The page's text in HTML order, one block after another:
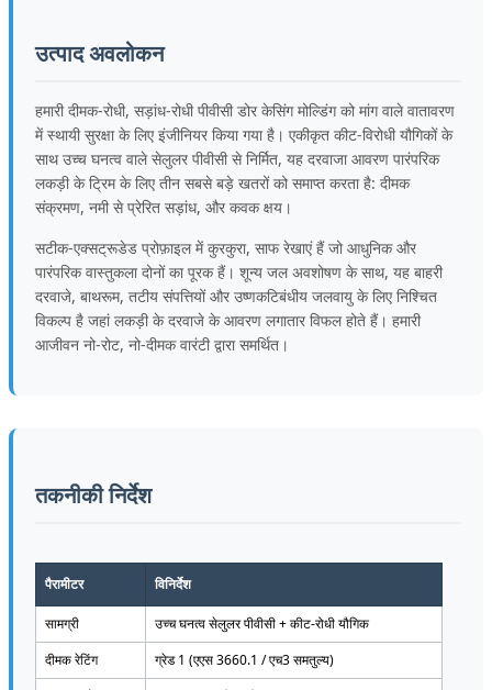
उत्पाद अवलोकन
हमारी दीमक-रोधी, सड़ांध-रोधी पीवीसी डोर केसिंग मोल्डिंग को मांग वाले वातावरण
में स्थायी सुरक्षा के लिए इंजीनियर किया गया है। एकीकृत कीट-विरोधी यौगिकों के
साथ उच्च घनत्व वाले सेलुलर पीवीसी से निर्मित, यह दरवाजा आवरण पारंपरिक
लकड़ी के ट्रिम के लिए तीन सबसे बड़े खतरों को समाप्त करता है: दीमक
संक्रमण, नमी से प्रेरित सड़ांध, और कवक क्षय।
सटीक-एक्सट्रूडेड प्रोफ़ाइल में कुरकुरा, साफ रेखाएं हैं जो आधुनिक और
पारंपरिक वास्तुकला दोनों का पूरक हैं। शून्य जल अवशोषण के साथ, यह बाहरी
दरवाजे, बाथरूम, तटीय संपत्तियों और उष्णकटिबंधीय जलवायु के लिए निश्चित
विकल्प है जहां लकड़ी के दरवाजे के आवरण लगातार विफल होते हैं। हमारी
आजीवन नो-रोट, नो-दीमक वारंटी द्वारा समर्थित।
तकनीकी निर्देश
पैरामीटर विनिर्देश
सामग्री
उच्च घनत्व सेलुलर पीवीसी + कीट-रोधी यौगिक
दीमक रेटिंग
ग्रेड 1 (एएस 3660.1 / एच3 समतुल्य)